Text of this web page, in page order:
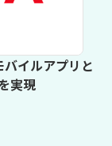
イルアプリと
実現